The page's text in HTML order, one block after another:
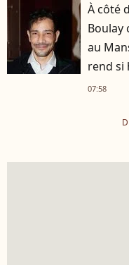
À côté
Boulay
au
rend si
07:58